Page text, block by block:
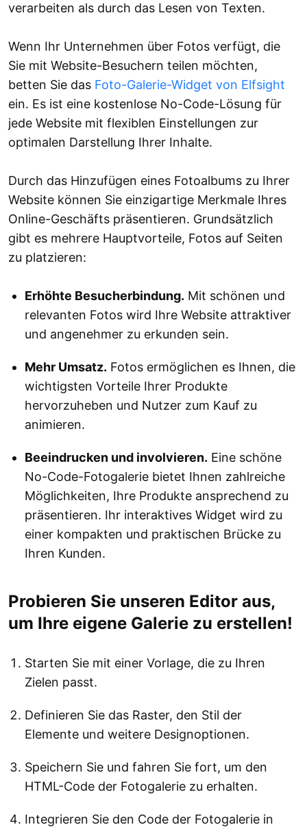
verarbeiten als durch das Lesen von Texten.
Wenn Ihr Unternehmen über Fotos verfügt, die
Sie mit Website-Besuchern teilen möchten,
betten Sie das Foto-Galerie-Widget von Elfsight
ein. Es ist eine kostenlose No-Code-Lösung für
jede Website mit flexiblen Einstellungen zur
optimalen Darstellung Ihrer Inhalte.
Durch das Hinzufügen eines Fotoalbums zu Ihrer
Website können Sie einzigartige Merkmale Ihres
Online-Geschäfts präsentieren. Grundsätzlich
gibt es mehrere Hauptvorteile, Fotos auf Seiten
zu platzieren:
Erhöhte Besucherbindung. Mit schönen und
relevanten Fotos wird Ihre Website attraktiver
und angenehmer zu erkunden sein.
Mehr Umsatz. Fotos ermöglichen es Ihnen, die
wichtigsten Vorteile Ihrer Produkte
hervorzuheben und Nutzer zum Kauf zu
animieren.
Beeindrucken und involvieren. Eine schöne
No-Code-Fotogalerie bietet Ihnen zahlreiche
Möglichkeiten, Ihre Produkte ansprechend zu
präsentieren. Ihr interaktives Widget wird zu
einer kompakten und praktischen Brücke zu
Ihren Kunden.
Probieren Sie unseren Editor aus,
um Ihre eigene Galerie zu erstellen!
Starten Sie mit einer Vorlage, die zu Ihren
Zielen passt.
Definieren Sie das Raster, den Stil der
Elemente und weitere Designoptionen.
Speichern Sie und fahren Sie fort, um den
HTML-Code der Fotogalerie zu erhalten.
Integrieren Sie den Code der Fotogalerie in